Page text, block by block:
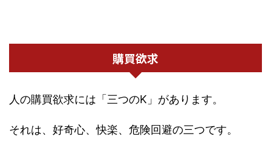
購買欲求
人の購買欲求には「三つのK」があります。
それは、好奇心、快楽、危険回避の三つです。